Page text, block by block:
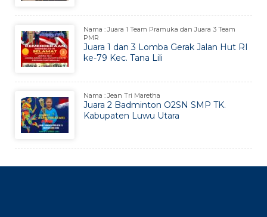
Nama : Juara 1 Team Pramuka dan Juara 3 Team
PMR
Juara 1 dan 3 Lomba Gerak Jalan Hut RI
ke-79 Kec. Tana Lili
Nama : Jean Tri Maretha
Juara 2 Badminton O2SN SMP TK.
Kabupaten Luwu Utara